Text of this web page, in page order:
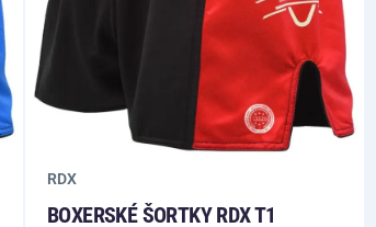
RDX
BOXERSKÉ ŠORTKY RDX T1